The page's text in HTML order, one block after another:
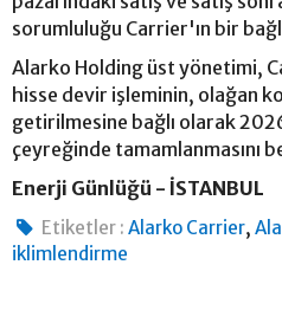
sorumluluğu Carrier'ın bir
Alarko Holding üst yönetimi,
hisse devir işleminin, olağan
getirilmesine bağlı olarak
çeyreğinde tamamlanmasını
Enerji Günlüğü - İSTANBUL
Etiketler : Alarko Carrier,
iklimlendirme